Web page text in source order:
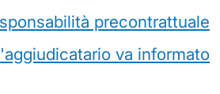
precontrattuale
va informato